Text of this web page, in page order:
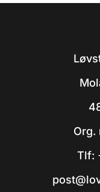
Org.
Tlf: